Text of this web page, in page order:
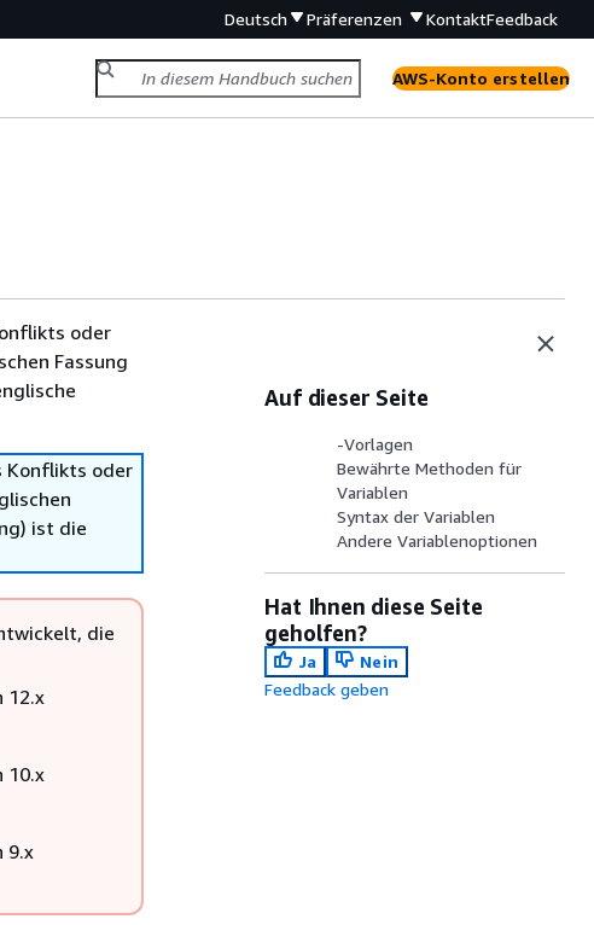
Deutsch Präferenzen KontaktFeedback
AWS-Konto erstellen
oder
Fassung
Konflikts oder
ist die
die
12.x
10.x
9.x
Auf dieser Seite
-Vorlagen
Bewährte Methoden für
Variablen
Syntax der Variablen
Andere Variablenoptionen
Hat Ihnen diese Seite
geholfen?
Ja
Nein
Feedback geben